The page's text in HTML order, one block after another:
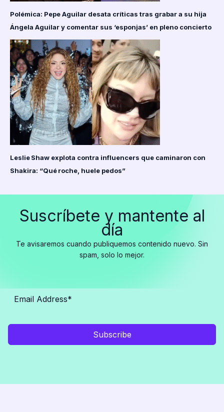
Polémica: Pepe Aguilar desata críticas tras grabar a su hija
Ángela Aguilar y comentar sus ‘esponjas’ en pleno concierto
Leslie Shaw explota contra influencers que caminaron con
Shakira: “Qué roche, huele pedos”
Suscríbete y mantente al
día
Te avisaremos cuando publiquemos contenido nuevo. Sin
spam, solo lo mejor.
Subscribe